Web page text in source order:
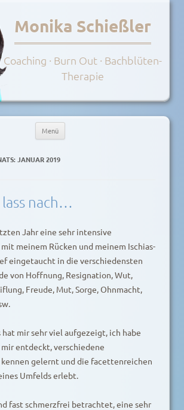
Monika Schießler
Coaching · Burn Out · Bachblüten-
Therapie
JANUAR 2019
lass nach…
Jahr eine sehr intensive
meinem Rücken und meinem Ischias-
eingetaucht in die verschiedensten
von Hoffnung, Resignation, Wut,
Freude, Mut, Sorge, Ohnmacht,
hat mir sehr viel aufgezeigt, ich habe
entdeckt, verschiedene
gelernt und die facettenreichen
Umfelds erlebt.
fast schmerzfrei betrachtet, eine sehr
Menü